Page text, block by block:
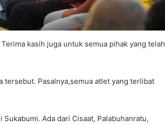
kasih juga untuk semua pihak yang telah
tersebut. Pasalnya,semua atlet yang terlibat
Ada dari Cisaat, Palabuhanratu,